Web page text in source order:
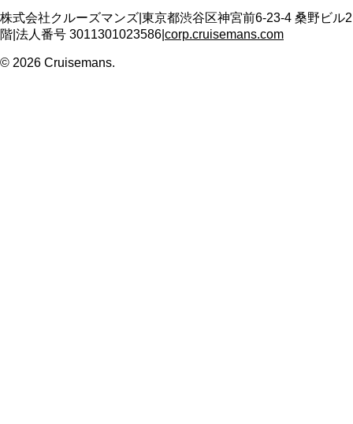
株式会社クルーズマンズ 東京都渋谷区神宮前6-23-4 桑野ビル2
階 法人番号 3011301023586 corp.cruisemans.com
© 2026 Cruisemans.